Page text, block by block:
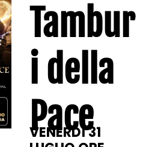
Tambur
i della
Pace
VENERDÌ 31